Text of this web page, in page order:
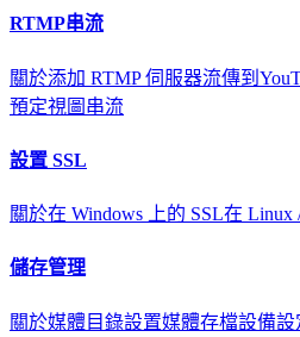
RTMP串流
關於添加 RTMP 伺服器流傳到
預定視圖串流
設置 SSL
關於在 Windows 上的 SSL在 Linux
儲存管理
關於媒體目錄設置媒體存檔設備設